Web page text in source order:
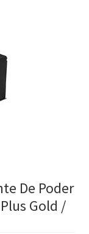
De Poder
Gold /